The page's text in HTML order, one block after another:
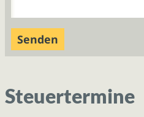
Steuertermine